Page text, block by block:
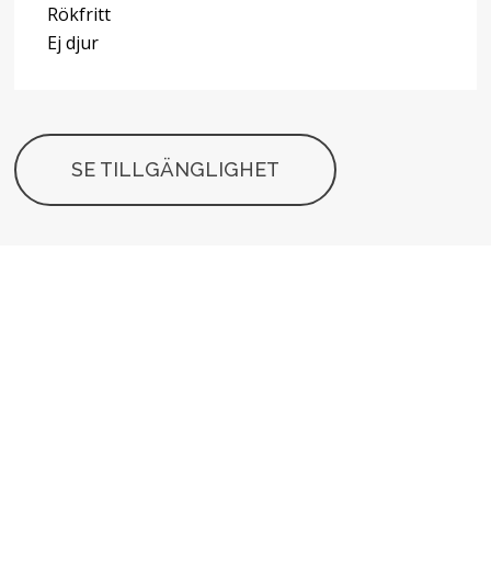
Rökfritt
Ej djur
SE TILLGÄNGLIGHET